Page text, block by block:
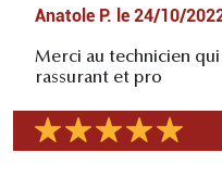
Anatole P. le 24/10/
Merci au technicien
rassurant et pro